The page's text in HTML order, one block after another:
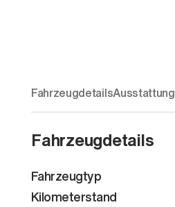
FahrzeugdetailsAusstattung
Fahrzeugdetails
Fahrzeugtyp
Kilometerstand